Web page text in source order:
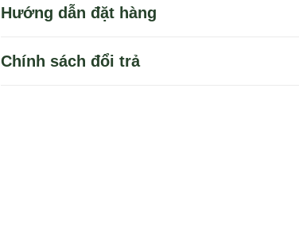
Hướng dẫn đặt hàng
Chính sách đổi trả